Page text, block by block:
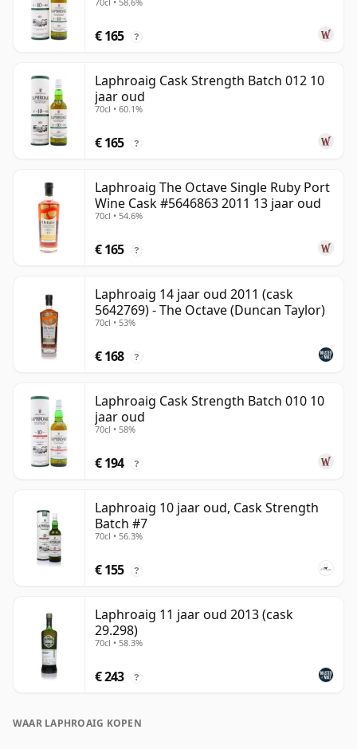
€ 165 ?
Laphroaig Cask Strength Batch 012 10
jaar oud
70cl • 60.1%
€ 165 ?
Laphroaig The Octave Single Ruby Port
Wine Cask #5646863 2011 13 jaar oud
70cl • 54.6%
€ 165 ?
Laphroaig 14 jaar oud 2011 (cask
5642769) - The Octave (Duncan Taylor)
70cl • 53%
€ 168 ?
Laphroaig Cask Strength Batch 010 10
jaar oud
70cl • 58%
€ 194 ?
Laphroaig 10 jaar oud, Cask Strength
Batch #7
70cl • 56.3%
€ 155 ?
Laphroaig 11 jaar oud 2013 (cask
29.298)
70cl • 58.3%
€ 243 ?
WAAR LAPHROAIG KOPEN